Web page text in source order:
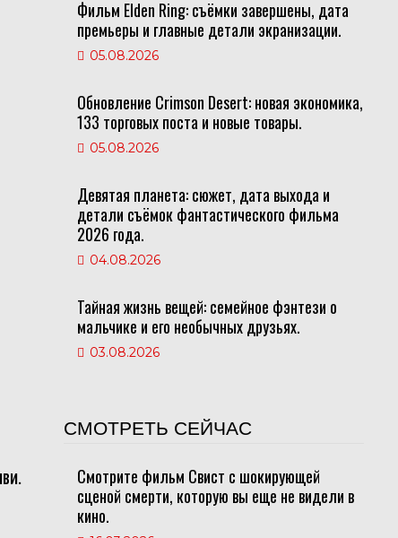
Фильм Elden Ring: съёмки завершены, дата
премьеры и главные детали экранизации.
05.08.2026
Обновление Crimson Desert: новая экономика,
133 торговых поста и новые товары.
05.08.2026
Девятая планета: сюжет, дата выхода и
детали съёмок фантастического фильма
2026 года.
04.08.2026
Тайная жизнь вещей: семейное фэнтези о
мальчике и его необычных друзьях.
03.08.2026
СМОТРЕТЬ СЕЙЧАС
Смотрите фильм Свист с шокирующей
сценой смерти, которую вы еще не видели в
кино.